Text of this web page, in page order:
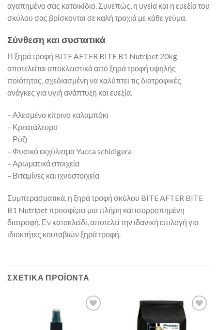
αγαπημένο σας κατοικίδιο. Συνεπώς, η υγεία και η ευεξία του
σκύλου σας βρίσκονται σε καλή τροχιά με κάθε γεύμα.
Σύνθεση και συστατικά
Η ξηρά τροφή BITE AFTER BITE B1 Nutripet 20kg
αποτελείται αποκλειστικά από ξηρά τροφή υψηλής
ποιότητας, σχεδιασμένη να καλύπτει τις διατροφικές
ανάγκες για υγιή ανάπτυξη και ευεξία.
– Αλεσμένο κίτρινο καλαμπόκι
– Κρεατάλευρο
– Ρύζι
– Φυσικό εκχύλισμα Yucca schidigera
– Αρωματικά στοιχεία
– Βιταμίνες και ιχνοστοιχεία
Συμπερασματικά, η ξηρά τροφή σκύλου BITE AFTER BITE
B1 Nutripet προσφέρει μια πλήρη και ισορροπημένη
διατροφή. Εν κατακλείδι, αποτελεί την ιδανική επιλογή για
ιδιοκτήτες κουταβιών ξηρά τροφή.
ΣΧΕΤΙΚΆ ΠΡΟΪΌΝΤΑ